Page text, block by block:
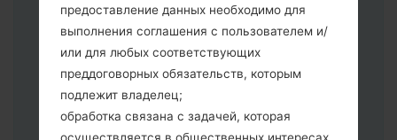
клавиши: уменьшение звука и Bixbi.
Нажмите и удерживайте клавиши:
питания и увеличения громкости
Далее подключите к компьютеру,
программа Odin должна определить
Ваш девайс и "COM port number"
появится на экране.
предоставление данных необходимо для
выполнения соглашения с пользователем и/
или для любых соответствующих
преддоговорных обязательств, которым
подлежит владелец;
обработка связана с задачей, которая
осуществляется в общественных интересах